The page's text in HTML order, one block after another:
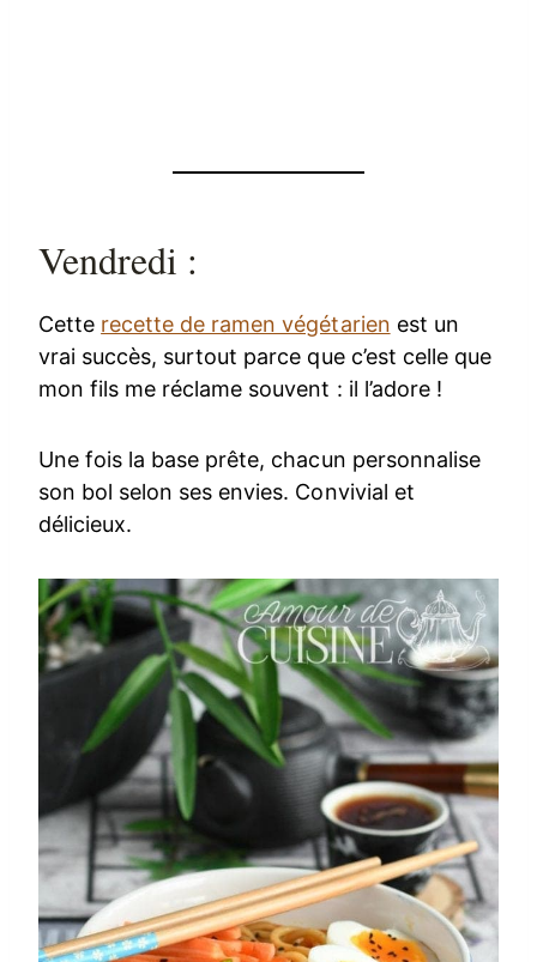
Vendredi :
Cette recette de ramen végétarien est un
vrai succès, surtout parce que c’est celle que
mon fils me réclame souvent : il l’adore !
Une fois la base prête, chacun personnalise
son bol selon ses envies. Convivial et
délicieux.